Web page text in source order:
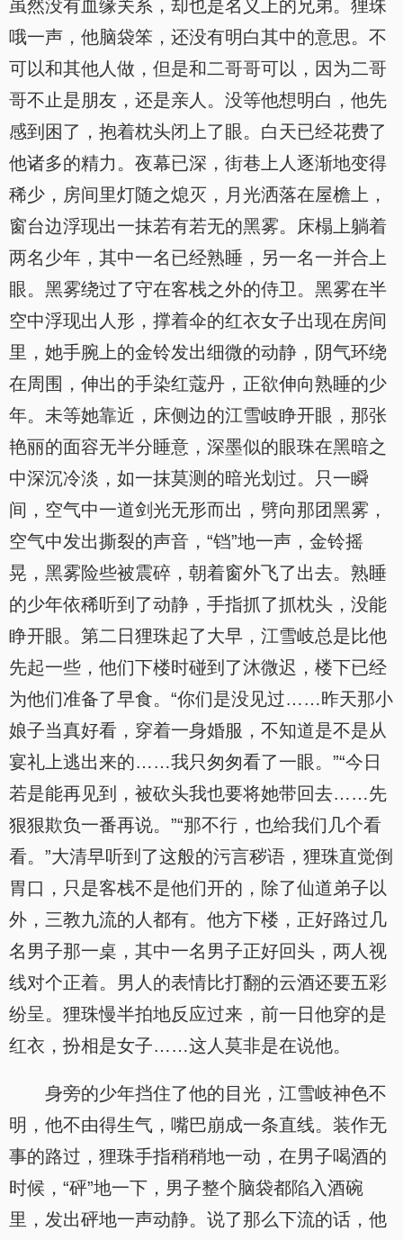
虽然没有血缘关系，却也是名义上的兄弟。狸珠
哦一声，他脑袋笨，还没有明白其中的意思。不
可以和其他人做，但是和二哥哥可以，因为二哥
哥不止是朋友，还是亲人。没等他想明白，他先
感到困了，抱着枕头闭上了眼。白天已经花费了
他诸多的精力。夜幕已深，街巷上人逐渐地变得
稀少，房间里灯随之熄灭，月光洒落在屋檐上，
窗台边浮现出一抹若有若无的黑雾。床榻上躺着
两名少年，其中一名已经熟睡，另一名一并合上
眼。黑雾绕过了守在客栈之外的侍卫。黑雾在半
空中浮现出人形，撑着伞的红衣女子出现在房间
里，她手腕上的金铃发出细微的动静，阴气环绕
在周围，伸出的手染红蔻丹，正欲伸向熟睡的少
年。未等她靠近，床侧边的江雪岐睁开眼，那张
艳丽的面容无半分睡意，深墨似的眼珠在黑暗之
中深沉冷淡，如一抹莫测的暗光划过。只一瞬
间，空气中一道剑光无形而出，劈向那团黑雾，
空气中发出撕裂的声音，“铛”地一声，金铃摇
晃，黑雾险些被震碎，朝着窗外飞了出去。熟睡
的少年依稀听到了动静，手指抓了抓枕头，没能
睁开眼。第二日狸珠起了大早，江雪岐总是比他
先起一些，他们下楼时碰到了沐微迟，楼下已经
为他们准备了早食。“你们是没见过……昨天那小
娘子当真好看，穿着一身婚服，不知道是不是从
宴礼上逃出来的……我只匆匆看了一眼。”“今日
若是能再见到，被砍头我也要将她带回去……先
狠狠欺负一番再说。”“那不行，也给我们几个看
看。”大清早听到了这般的污言秽语，狸珠直觉倒
胃口，只是客栈不是他们开的，除了仙道弟子以
外，三教九流的人都有。他方下楼，正好路过几
名男子那一桌，其中一名男子正好回头，两人视
线对个正着。男人的表情比打翻的云酒还要五彩
纷呈。狸珠慢半拍地反应过来，前一日他穿的是
红衣，扮相是女子……这人莫非是在说他。
身旁的少年挡住了他的目光，江雪岐神色不
明，他不由得生气，嘴巴崩成一条直线。装作无
事的路过，狸珠手指稍稍地一动，在男子喝酒的
时候，“砰”地一下，男子整个脑袋都陷入酒碗
里，发出砰地一声动静。说了那么下流的话，他